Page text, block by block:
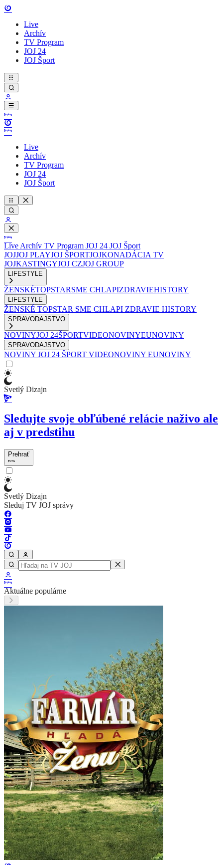
Live
Archív
TV Program
JOJ 24
JOJ Šport
Live
Archív
TV Program
JOJ 24
JOJ Šport
Live Archív TV Program JOJ 24 JOJ Šport
JOJJOJ PLAYJOJ ŠPORTJOJKONADÁCIA TV
JOJKASTINGYJOJ CZJOJ GROUP
LIFESTYLE
ŽENSKÉTOPSTARSME CHLAPIZDRAVIEHISTORY
LIFESTYLE
ŽENSKÉ TOPSTAR SME CHLAPI ZDRAVIE HISTORY
SPRAVODAJSTVO
NOVINYJOJ 24ŠPORTVIDEONOVINYEUNOVINY
SPRAVODAJSTVO
NOVINY JOJ 24 ŠPORT VIDEONOVINY EUNOVINY
Svetlý Dizajn
Sledujte svoje obľúbené relácie naživo ale
aj v predstihu
Prehrať
Svetlý Dizajn
Sleduj TV JOJ správy
Aktuálne populárne